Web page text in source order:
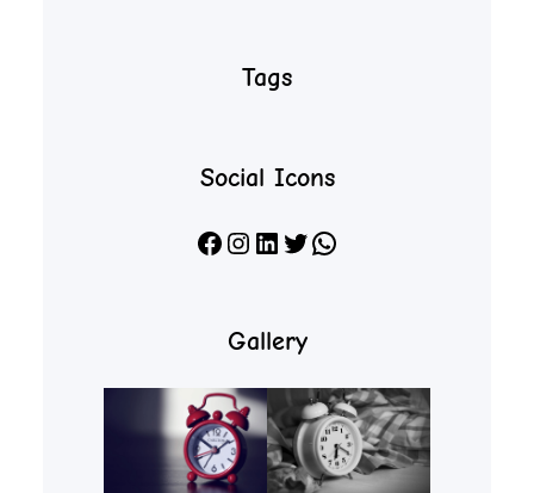
Tags
Social Icons
Facebook Instagram LinkedIn X WhatsApp
Gallery